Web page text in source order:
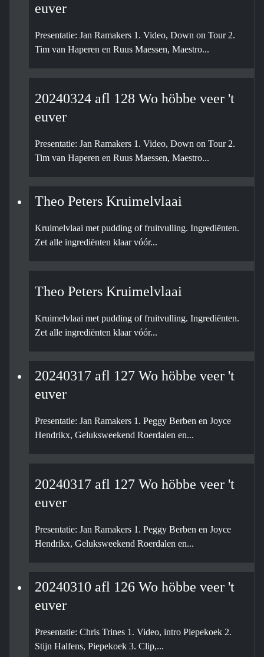
euver
Presentatie: Jan Ramakers 1. Video, Down on Tour 2.
Tim van Haperen en Ruus Maessen, Maestro...
20240324 afl 128 Wo höbbe veer 't
euver
Presentatie: Jan Ramakers 1. Video, Down on Tour 2.
Tim van Haperen en Ruus Maessen, Maestro...
Theo Peters Kruimelvlaai
Kruimelvlaai met pudding of fruitvulling. Ingrediënten.
Zet alle ingrediënten klaar vóór...
Theo Peters Kruimelvlaai
Kruimelvlaai met pudding of fruitvulling. Ingrediënten.
Zet alle ingrediënten klaar vóór...
20240317 afl 127 Wo höbbe veer 't
euver
Presentatie: Jan Ramakers 1. Peggy Berben en Joyce
Hendrikx, Geluksweekend Roerdalen en...
20240317 afl 127 Wo höbbe veer 't
euver
Presentatie: Jan Ramakers 1. Peggy Berben en Joyce
Hendrikx, Geluksweekend Roerdalen en...
20240310 afl 126 Wo höbbe veer 't
euver
Presentatie: Chris Trines 1. Video, intro Piepekoek 2.
Stijn Halfens, Piepekoek 3. Clip,...